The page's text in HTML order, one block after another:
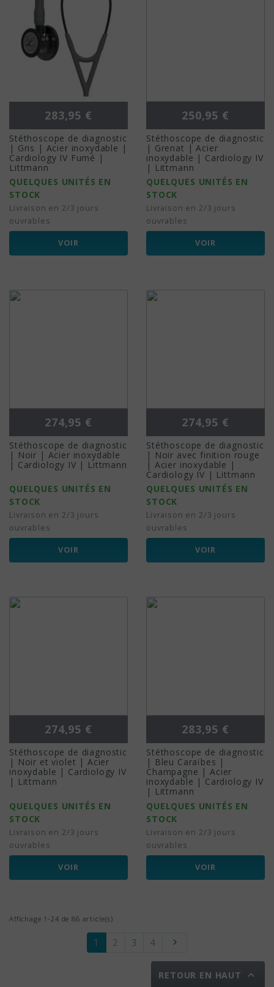
Prix
283,95 €
Stéthoscope de diagnostic
| Gris | Acier inoxydable |
Cardiology IV Fumé |
Littmann
QUELQUES UNITÉS EN
STOCK
Livraison en 2/3 jours
ouvrables
VOIR
Prix
250,95 €
Stéthoscope de diagnostic
| Grenat | Acier
inoxydable | Cardiology IV
| Littmann
QUELQUES UNITÉS EN
STOCK
Livraison en 2/3 jours
ouvrables
VOIR
Prix
274,95 €
Stéthoscope de diagnostic
| Noir | Acier inoxydable
| Cardiology IV | Littmann
QUELQUES UNITÉS EN
STOCK
Livraison en 2/3 jours
ouvrables
VOIR
Prix
274,95 €
Stéthoscope de diagnostic
| Noir avec finition rouge
| Acier inoxydable |
Cardiology IV | Littmann
QUELQUES UNITÉS EN
STOCK
Livraison en 2/3 jours
ouvrables
VOIR
Prix
274,95 €
Stéthoscope de diagnostic
| Noir et violet | Acier
inoxydable | Cardiology IV
| Littmann
QUELQUES UNITÉS EN
STOCK
Livraison en 2/3 jours
ouvrables
VOIR
Prix
283,95 €
Stéthoscope de diagnostic
| Bleu Caraïbes |
Champagne | Acier
inoxydable | Cardiology IV
| Littmann
QUELQUES UNITÉS EN
STOCK
Livraison en 2/3 jours
ouvrables
VOIR
Affichage 1-24 de 86 article(s)
1 2 3 4 Suivant

RETOUR EN HAUT 